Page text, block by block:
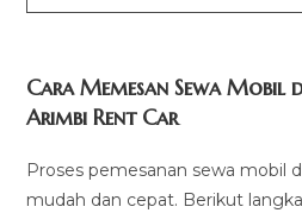
Cara Memesan Sewa Mobil
Arimbi Rent Car
Proses pemesanan sewa mobil
mudah dan cepat. Berikut